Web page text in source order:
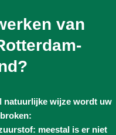
van
natuurlijke wijze wordt uw
meestal is er niet